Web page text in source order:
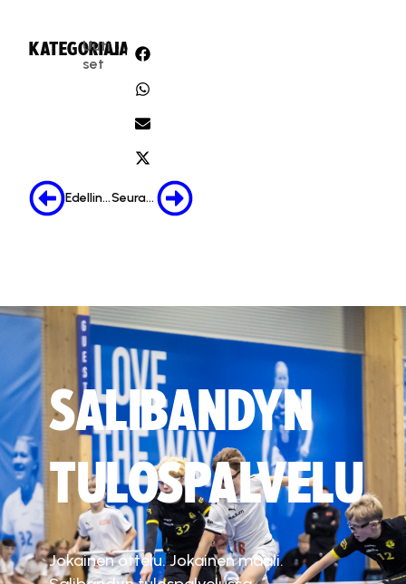
KATEGORIA:
Uuti
set
JAA:
Edellinen Seuraava
SALIBANDYN
TULOSPALVELU
Jokainen ottelu. Jokainen maali.